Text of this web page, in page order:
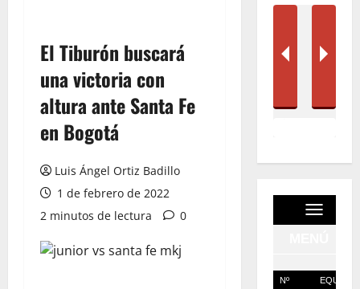
El Tiburón buscará
una victoria con
altura ante Santa Fe
en Bogotá
Luis Ángel Ortiz Badillo
1 de febrero de 2022
2 minutos de lectura
0